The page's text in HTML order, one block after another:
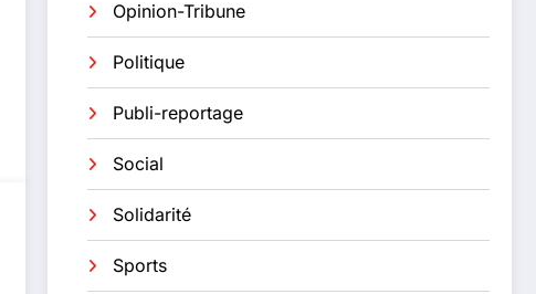
Opinion-Tribune
Politique
Publi-reportage
Social
Solidarité
Sports